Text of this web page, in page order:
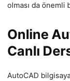
olması da önemli
Online
Canlı
AutoCAD